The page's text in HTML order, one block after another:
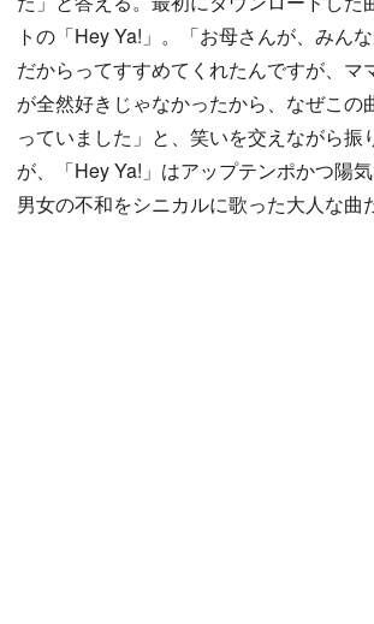
トの「Hey Ya!」。「お母さんが、みん
だからってすすめてくれたんですが、マ
が全然好きじゃなかったから、なぜこの
っていました」と、笑いを交えながら振
が、「Hey Ya!」はアップテンポかつ陽気
男女の不和をシニカルに歌った大人な曲